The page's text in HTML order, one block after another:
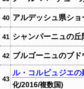
40 アルデッシュ県シ
41 シャンパーニュの
42 ブルゴーニュのブ
43
ル・コルビュジエの
化/2016/複数国)